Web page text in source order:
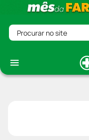
Procurar no site